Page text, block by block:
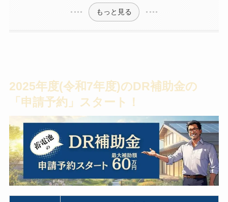
もっと見る
2025年度(令和7年度)のDR補助金の
「申請予約」スタート！